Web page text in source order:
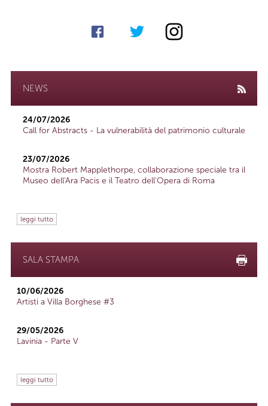
NEWS
24/07/2026
Call for Abstracts - La vulnerabilità del patrimonio culturale
23/07/2026
Mostra Robert Mapplethorpe, collaborazione speciale tra il
Museo dell'Ara Pacis e il Teatro dell'Opera di Roma
leggi tutto
SALA STAMPA
10/06/2026
Artisti a Villa Borghese #3
29/05/2026
Lavinia - Parte V
leggi tutto